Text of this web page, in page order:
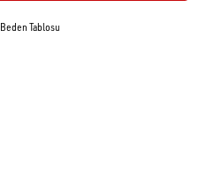
Beden Tablosu